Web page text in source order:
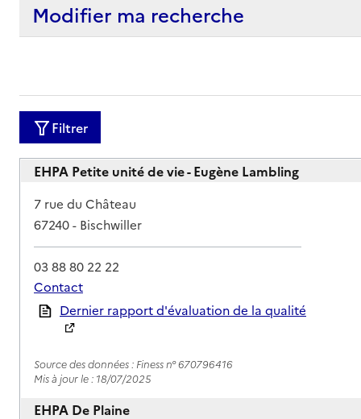
Modifier ma recherche
Filtrer
EHPA Petite unité de vie - Eugène Lambling
Adresse
7 rue du Château
67240- Bischwiller
03 88 80 22 22
Contact
Rapport HAS
Dernier rapport d'évaluation de la qualité
Source des données : Finess n° 670796416
Mis à jour le : 18/07/2025
EHPA De Plaine